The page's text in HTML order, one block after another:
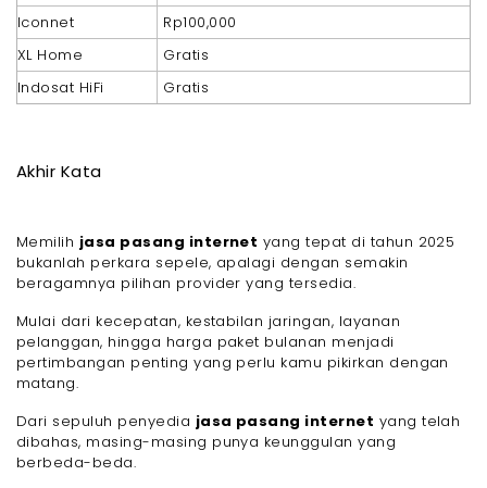
Iconnet
Rp100,000
XL Home
Gratis
Indosat HiFi
Gratis
Akhir Kata
Memilih jasa pasang internet yang tepat di tahun 2025
bukanlah perkara sepele, apalagi dengan semakin
beragamnya pilihan provider yang tersedia.
Mulai dari kecepatan, kestabilan jaringan, layanan
pelanggan, hingga harga paket bulanan menjadi
pertimbangan penting yang perlu kamu pikirkan dengan
matang.
Dari sepuluh penyedia jasa pasang internet yang telah
dibahas, masing-masing punya keunggulan yang
berbeda-beda.